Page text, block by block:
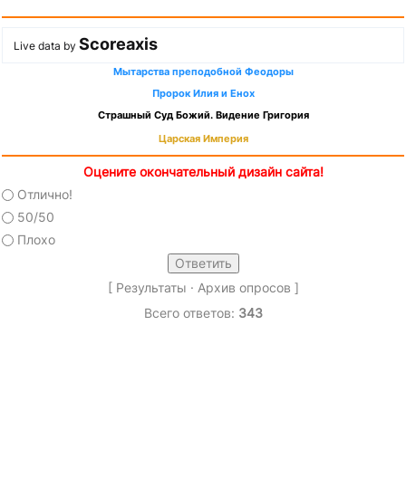
Live data by Scoreaxis
Мытарства преподобной Феодоры
Пророк Илия и Енох
Страшный Суд Божий. Видение Григория
Царская Империя
Оцените окончательный дизайн сайта!
Отлично!
50/50
Плохо
[ Результаты · Архив опросов ]
Всего ответов: 343